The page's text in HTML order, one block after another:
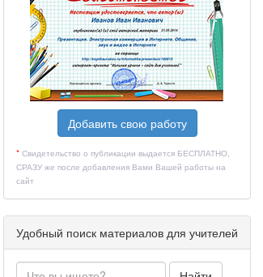
Добавить свою работу
* Свидетельство о публикации выдается БЕСПЛАТНО,
СРАЗУ же после добавления Вами Вашей работы на
сайт
Удобный поиск материалов для учителей